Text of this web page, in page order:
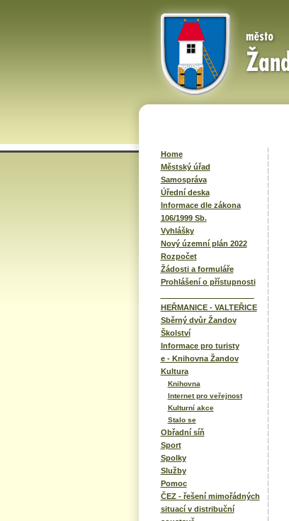
Home
Městský úřad
Samospráva
Úřední deska
Informace dle zákona
106/1999 Sb.
Vyhlášky
Nový územní plán 2022
Rozpočet
Žádosti a formuláře
Prohlášení o přístupnosti
HEŘMANICE - VALTEŘICE
Sběrný dvůr Žandov
Školství
Informace pro turisty
e - Knihovna Žandov
Kultura
Knihovna
Internet pro veřejnost
Kulturní akce
Stalo se
Obřadní síň
Sport
Spolky
Služby
Pomoc
ČEZ - řešení mimořádných
situací v distribuční